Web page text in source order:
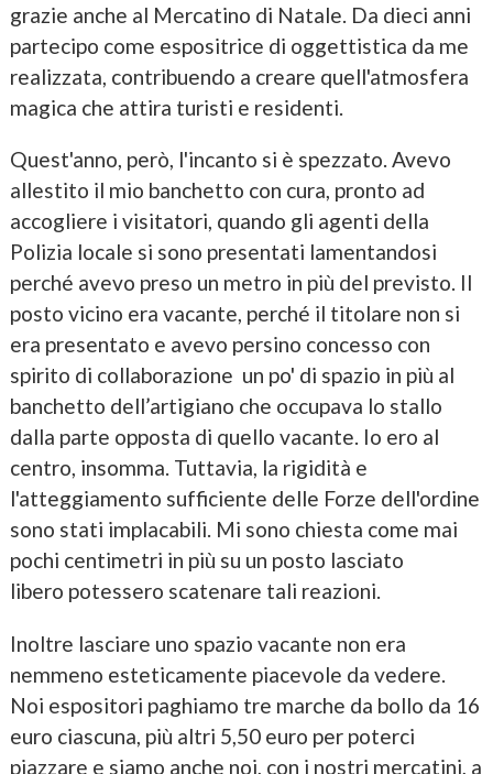
grazie anche al Mercatino di Natale. Da dieci anni
partecipo come espositrice di oggettistica da me
realizzata, contribuendo a creare quell'atmosfera
magica che attira turisti e residenti.
Quest'anno, però, l'incanto si è spezzato. Avevo
allestito il mio banchetto con cura, pronto ad
accogliere i visitatori, quando gli agenti della
Polizia locale si sono presentati lamentandosi
perché avevo preso un metro in più del previsto. Il
posto vicino era vacante, perché il titolare non si
era presentato e avevo persino concesso con
spirito di collaborazione un po' di spazio in più al
banchetto dell’artigiano che occupava lo stallo
dalla parte opposta di quello vacante. Io ero al
centro, insomma. Tuttavia, la rigidità e
l'atteggiamento sufficiente delle Forze dell'ordine
sono stati implacabili. Mi sono chiesta come mai
pochi centimetri in più su un posto lasciato
libero potessero scatenare tali reazioni.
Inoltre lasciare uno spazio vacante non era
nemmeno esteticamente piacevole da vedere.
Noi espositori paghiamo tre marche da bollo da 16
euro ciascuna, più altri 5,50 euro per poterci
piazzare e siamo anche noi, con i nostri mercatini, a